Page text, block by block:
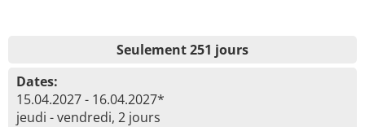
Seulement 251 jours
Dates:
15.04.2027 - 16.04.2027*
jeudi - vendredi, 2 jours